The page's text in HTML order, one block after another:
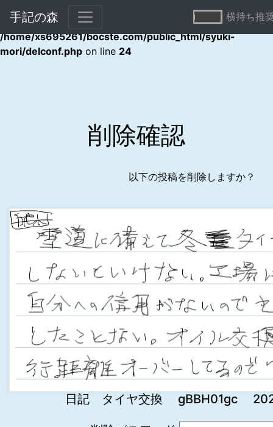
Warning: Undefined array key "error" in
/home/xs695261/bocste.com/public_html/syuki-
mori/delconf.php on line 24
手記の森 横持ち推
削除確認
以下の投稿を削除しますか？
日記 タイヤ交換 gBBH01gc